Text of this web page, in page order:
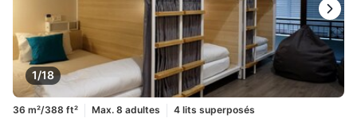
1/18
36 m²/388 ft² Max. 8 adultes
4 lits superposés